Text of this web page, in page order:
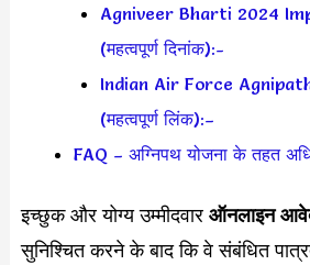
Agniveer Bharti 2024
(महत्वपूर्ण दिनांक):-
Indian Air Force
(महत्वपूर्ण लिंक):–
FAQ – अग्निपथ योजना के तहत
इच्छुक और योग्य उम्मीदवार ऑनलाइन
सुनिश्चित करने के बाद कि वे संबंधित